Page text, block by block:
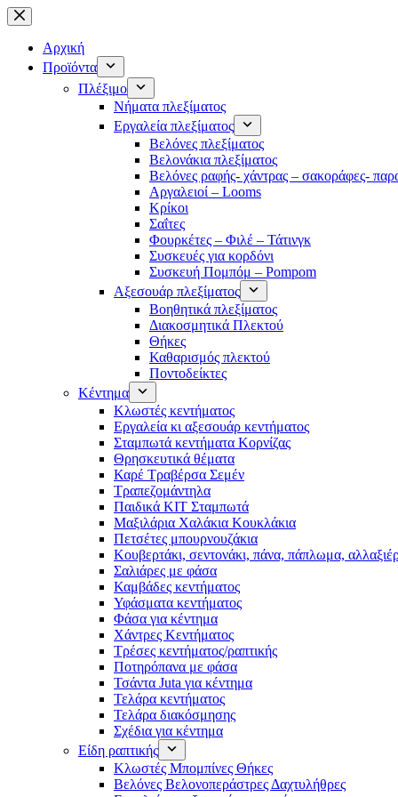
Μετάβαση
στο
περιεχόμενο
Αρχική
Προϊόντα
Πλέξιμο
Νήματα πλεξίματος
Εργαλεία πλεξίματος
Βελόνες πλεξίματος
Βελονάκια πλεξίματος
Βελόνες ραφής- χάντρας – σακοράφες-
Αργαλειοί – Looms
Κρίκοι
Σαΐτες
Φουρκέτες – Φιλέ – Τάτινγκ
Συσκευές για κορδόνι
Συσκευή Πομπόμ – Pompom
Αξεσουάρ πλεξίματος
Βοηθητικά πλεξίματος
Διακοσμητικά Πλεκτού
Θήκες
Καθαρισμός πλεκτού
Ποντοδείκτες
Κέντημα
Κλωστές κεντήματος
Eργαλεία κι αξεσουάρ κεντήματος
Σταμπωτά κεντήματα Κορνίζας
Θρησκευτικά θέματα
Καρέ Τραβέρσα Σεμέν
Τραπεζομάντηλα
Παιδικά KIT Σταμπωτά
Μαξιλάρια Χαλάκια Κουκλάκια
Πετσέτες μπουρνουζάκια
Κουβερτάκι, σεντονάκι, πάνα, πάπλωμα,
Σαλιάρες με φάσα
Καμβάδες κεντήματος
Υφάσματα κεντήματος
Φάσα για κέντημα
Χάντρες Κεντήματος
Τρέσες κεντήματος/ραπτικής
Ποτηρόπανα με φάσα
Τσάντα Juta για κέντημα
Τελάρα κεντήματος
Τελάρα διακόσμησης
Σχέδια για κέντημα
Είδη ραπτικής
Κλωστές Μπομπίνες Θήκες
Βελόνες Βελονοπεράστρες Δαχτυλήθρες